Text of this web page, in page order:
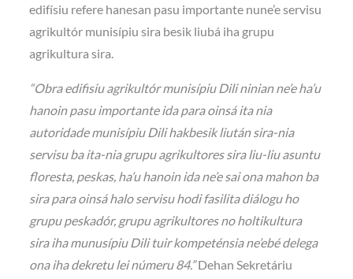
edifísiu refere hanesan pasu importante nune’e servisu
agrikultór munisípiu sira besik liubá iha grupu
agrikultura sira.
“Obra edifisiu agrikultór munisípiu Dili ninian ne’e ha’u
hanoin pasu importante ida para oinsá ita nia
autoridade munisípiu Dili hakbesik liután sira-nia
servisu ba ita-nia grupu agrikultores sira liu-liu asuntu
floresta, peskas, ha’u hanoin ida ne’e sai ona mahon ba
sira para oinsá halo servisu hodi fasilita diálogu ho
grupu peskadór, grupu agrikultores no holtikultura
sira iha munusípiu Dili tuir kompeténsia ne’ebé delega
ona iha dekretu lei númeru 84.”Dehan Sekretáriu